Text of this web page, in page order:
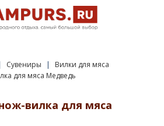
Сувениры
Вилки для мяса
для мяса Медведь
вилка для мяса